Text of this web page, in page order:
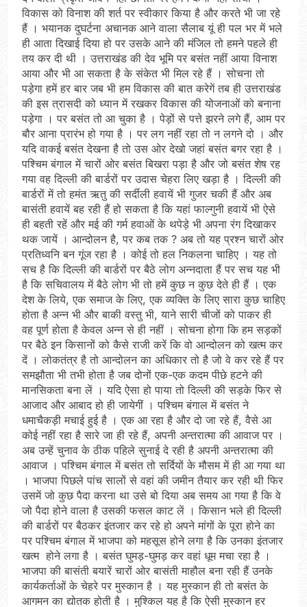
विकास को विनाश की शर्त पर स्वीकार किया है और करते भी जा रहे
हैं । भयानक दुघर्टना अचानक आने वाला सैलाब यूं ही पल भर में भले
ही आता दिखाई दिया हो पर उसके आने की मंजिल तो हमने पहले ही
तय कर दी थी । उत्तराखंड की देव भूमि पर बसंत नहीं आया विनाश
आया और भी आ सकता है के संकेत भी मिल रहे हैं । सोचना तो
पड़ेगा हमें हर बार जब भी हम विकास की बात करेगें तब ही उत्तराखंड
की इस त्रासदी को ध्यान में रखकर विकास की योजनाओं को बनाना
पड़ेगा । पर बसंत तो आ चुका है । पेड़ों से पत्ते झरने लगे हैं, आम पर
बौर आना प्रारंभ हो गया है । पर लग नहीं रहा तो न लगने दो । और
यदि वाकई बसंत देखना है तो उस ओर देखो जहां बसंत बगर रहा है ।
पश्चिम बंगाल में चारों ओर बसंत बिखरा पड़ा है और जो बसंत शेष रह
गया वह दिल्ली की बार्डरों पर उदास चेहरा लिए खड़ा है । दिल्ली की
बार्डरों में तो हमंत ऋतु की सर्दीली हवायें भी गुजर चकी हैं और अब
बासंती हवायें बह रही हैं हो सकता है कि यहां फाल्गुनी हवायें भी ऐसे
ही बहती रहें और मई की गर्म हवाओं के थपेड़े भी अपना रंग दिखाकर
थक जायें । आन्दोलन है, पर कब तक ? अब तो यह प्रश्न चारों ओर
प्रतिध्वनि बन गूंज रहा है । कोई तो हल निकलना चाहिए । यह तो
सच है कि दिल्ली की बार्डरों पर बैठे लोग अन्नदाता हैं पर सच यह भी
है कि सचिवालय में बैठे लोग भी तो हमें कुछ न कुछ देते ही हैं । एक
देश के लिये, एक समाज के लिए, एक व्यक्ति के लिए सारा कुछ चाहिए
होता है अन्न भी और बाकी वस्तु भी, याने सारी चीजों को पाकर ही
वह पूर्ण होता है केवल अन्न से ही नहीं । सोचना होगा कि हम सड़कों
पर बैठे इन किसानों को कैसे राजी करें कि वो आन्दोलन को खत्म कर
दें । लोकतंत्र है तो आन्दोलन का अधिकार तो है जो वे कर रहे हैं पर
समझौता भी तभी होता है जब दोनों एक-एक कदम पीछे हटने की
मानसिकता बना लें । यदि ऐसा हो पाया तो दिल्ली की सड़के फिर से
आजाद और आबाद हो ही जायेगीं । पश्चिम बंगाल में बसंत ने
धमाचैकड़ी मचाई हुई है । एक आ रहा है और दो जा रहे हैं, वैसे आ
कोई नहीं रहा है सारे जा ही रहे हैं, अपनी अन्तरात्मा की आवाज पर ।
अब उन्हें चुनाव के ठीक पहिले सुनाई दे रही है अपनी अन्तरात्मा की
आवाज । पश्चिम बंगाल में बसंत तो सर्दियों के मौसम में ही आ गया था
। भाजपा पिछले पांच सालों से वहां की जमीन तैयार कर रही थी फिर
उसमें जो कुछ पैदा करना था उसे बो दिया अब समय आ गया है कि वे
जो पैदा होने वाला है उसकी फसल काट लें । किसान भले ही दिल्ली
की बार्डरों पर बैठकर इंतजार कर रहे हो अपने मांगों के पूरा होने का
पर पश्चिम बंगाल में भाजपा को महसूस होने लगा है कि उनका इंतजार
खत्म होने लगा है । बसंत घुमड़-घुमड़ कर वहां धूम मचा रहा है ।
भाजपा की बासंती बयारें चारों ओर बासंती माहौल बना रही हैं उनके
कार्यकर्ताओं के चेहरे पर मुस्कान है । यह मुस्कान ही तो बसंत के
आगमन का द्योतक होती है । मुश्किल यह है कि ऐसी मुस्कान हर